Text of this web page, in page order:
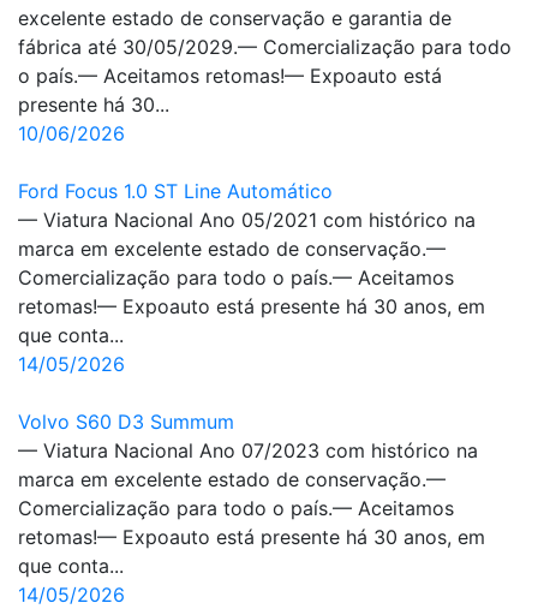
excelente estado de conservação e garantia de
fábrica até 30/05/2029.— Comercialização para todo
o país.— Aceitamos retomas!— Expoauto está
presente há 30...
10/06/2026
Ford Focus 1.0 ST Line Automático
— Viatura Nacional Ano 05/2021 com histórico na
marca em excelente estado de conservação.—
Comercialização para todo o país.— Aceitamos
retomas!— Expoauto está presente há 30 anos, em
que conta...
14/05/2026
Volvo S60 D3 Summum
— Viatura Nacional Ano 07/2023 com histórico na
marca em excelente estado de conservação.—
Comercialização para todo o país.— Aceitamos
retomas!— Expoauto está presente há 30 anos, em
que conta...
14/05/2026